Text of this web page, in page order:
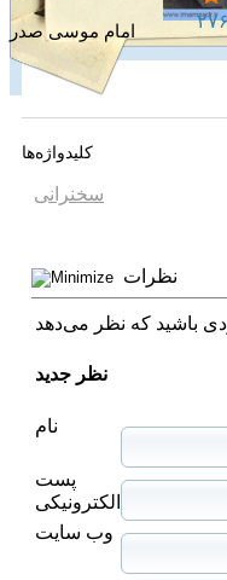
امام موسی صدر
کلیدواژه‌ها
سخنرانی
نظرات
نظر جدید
نام
پست
الکترونیکی
وب سایت